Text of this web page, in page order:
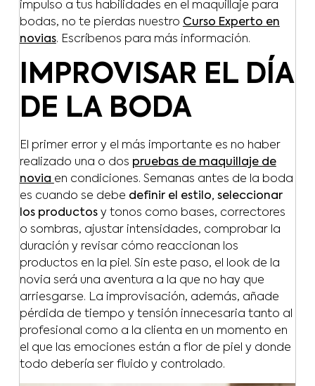
impulso a tus habilidades en el maquillaje para
bodas, no te pierdas nuestro Curso Experto en
novias. Escríbenos para más información.
IMPROVISAR EL DÍA
DE LA BODA
El primer error y el más importante es no haber
realizado una o dos pruebas de maquillaje de
novia en condiciones. Semanas antes de la boda
es cuando se debe definir el estilo, seleccionar
los productosy tonos como bases, correctores
o sombras, ajustar intensidades, comprobar la
duración y revisar cómo reaccionan los
productos en la piel. Sin este paso, el look de la
novia será una aventura a la que no hay que
arriesgarse. La improvisación, además, añade
pérdida de tiempo y tensión innecesaria tanto al
profesional como a la clienta en un momento en
el que las emociones están a flor de piel y donde
todo debería ser fluido y controlado.